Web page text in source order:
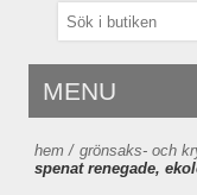
MENU
hem / grönsaks- och
spenat renegade,